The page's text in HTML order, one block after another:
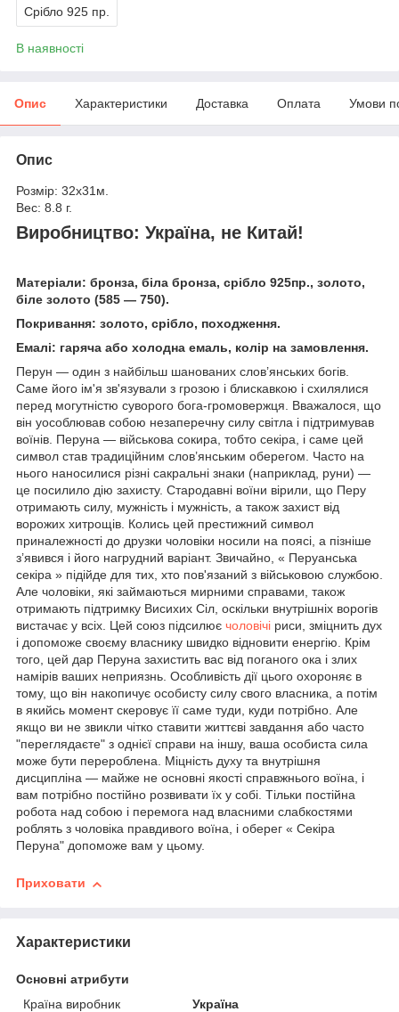
Срібло 925 пр.
В наявності
Опис Характеристики Доставка Оплата Умови
Опис
Розмір: 32x31м.
Вес: 8.8 г.
Виробництво: Україна, не Китай!
Матеріали: бронза, біла бронза, срібло 925пр., золото,
біле золото (585 — 750).
Покривання: золото, срібло, походження.
Емалі: гаряча або холодна емаль, колір на замовлення.
Перун — один з найбільш шанованих слов’янських богів.
Саме його ім'я зв'язували з грозою і блискавкою і схилялися
перед могутністю суворого бога-громовержця. Вважалося, що
він уособлював собою незаперечну силу світла і підтримував
воїнів. Перуна — військова сокира, тобто секіра, і саме цей
символ став традиційним слов’янським оберегом. Часто на
нього наносилися різні сакральні знаки (наприклад, руни) —
це посилило дію захисту. Стародавні воїни вірили, що Перу
отримають силу, мужність і мужність, а також захист від
ворожих хитрощів. Колись цей престижний символ
приналежності до друзки чоловіки носили на поясі, а пізніше
з’явився і його нагрудний варіант. Звичайно, « Перуанська
секіра » підійде для тих, хто пов'язаний з військовою службою.
Але чоловіки, які займаються мирними справами, також
отримають підтримку Висихих Сіл, оскільки внутрішніх ворогів
вистачає у всіх. Цей союз підсилює чоловічі риси, зміцнить дух
і допоможе своєму власнику швидко відновити енергію. Крім
того, цей дар Перуна захистить вас від поганого ока і злих
намірів ваших неприязнь. Особливість дії цього охороняє в
тому, що він накопичує особисту силу свого власника, а потім
в якийсь момент скеровує її саме туди, куди потрібно. Але
якщо ви не звикли чітко ставити життєві завдання або часто
"переглядаєте" з однієї справи на іншу, ваша особиста сила
може бути перероблена. Міцність духу та внутрішня
дисципліна — майже не основні якості справжнього воїна, і
вам потрібно постійно розвивати їх у собі. Тільки постійна
робота над собою і перемога над власними слабкостями
роблять з чоловіка правдивого воїна, і оберег « Секіра
Перуна" допоможе вам у цьому.
Приховати
Характеристики
Основні атрибути
Країна виробник
Україна